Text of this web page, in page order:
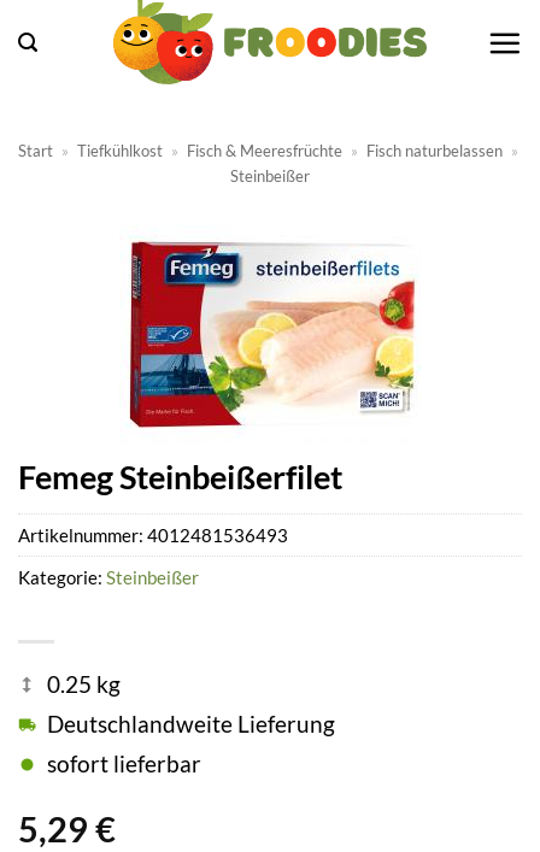
Inhalt
Start » Tiefkühlkost » Fisch & Meeresfrüchte » Fisch naturbelassen »
Steinbeißer
Femeg Steinbeißerfilet
5,29 €
0.25 kg
Deutschlandweite Lieferung
sofort lieferbar
Artikelnummer: 4012481536493
Kategorie: Steinbeißer